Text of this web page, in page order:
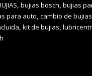
, bujias bosch, bujias
para auto, cambio de bujias
, kit de bujias,